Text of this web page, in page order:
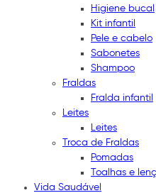
Higiene bucal
Kit infantil
Pele e cabelo
Sabonetes
Shampoo
Fraldas
Fralda infantil
Leites
Leites
Troca de Fraldas
Pomadas
Toalhas e
Vida Saudável